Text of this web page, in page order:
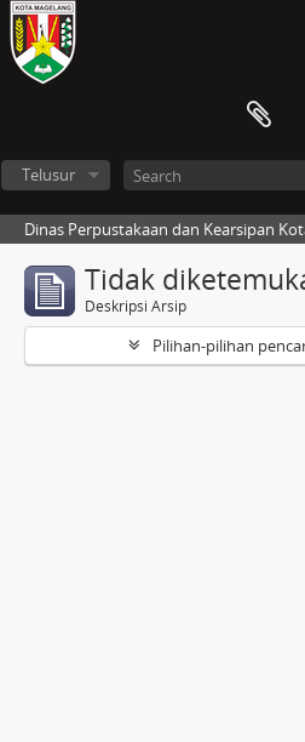
Telusur
Dinas Perpustakaan dan Kearsipan
Tidak
Deskripsi Arsip
Pilihan-pilihan